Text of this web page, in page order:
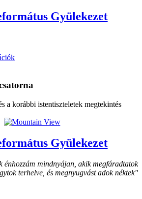
Gyülekezet
a korábbi istentiszteletek megtekintés
Gyülekezet
énhozzám mindnyájan, akik megfáradtatok
terhelve, és megnyugvást adok néktek"